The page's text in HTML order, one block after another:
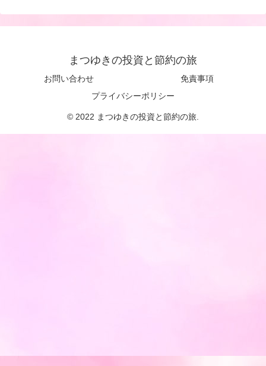
まつゆきの投資と節約の旅
お問い合わせ
免責事項
プライバシーポリシー
© 2022 まつゆきの投資と節約の旅.